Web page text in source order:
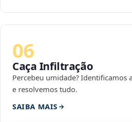
06
Caça Infiltração
Percebeu umidade? Identificamos
e resolvemos tudo.
SAIBA MAIS